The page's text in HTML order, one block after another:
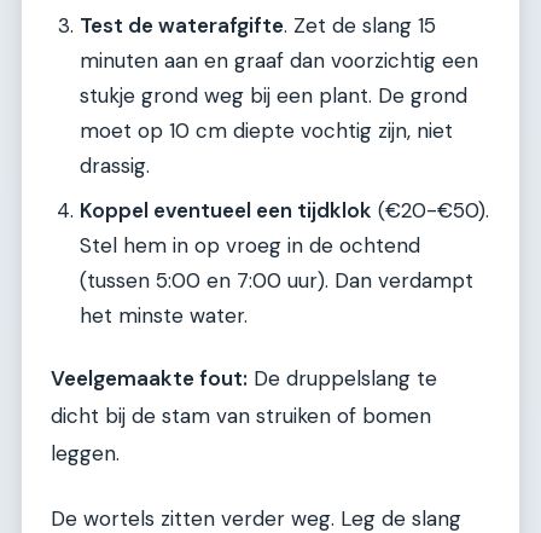
Test de waterafgifte. Zet de slang 15
minuten aan en graaf dan voorzichtig een
stukje grond weg bij een plant. De grond
moet op 10 cm diepte vochtig zijn, niet
drassig.
Koppel eventueel een tijdklok (€20-€50).
Stel hem in op vroeg in de ochtend
(tussen 5:00 en 7:00 uur). Dan verdampt
het minste water.
Veelgemaakte fout: De druppelslang te
dicht bij de stam van struiken of bomen
leggen.
De wortels zitten verder weg. Leg de slang